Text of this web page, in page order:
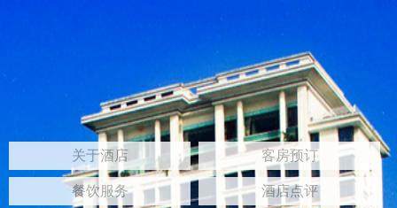
关于酒店 客房预订
餐饮服务 酒店点评